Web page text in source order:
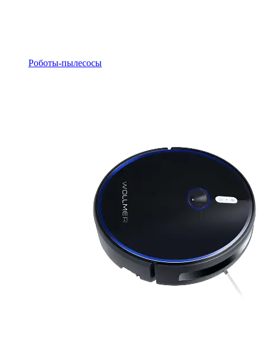
Роботы-пылесосы